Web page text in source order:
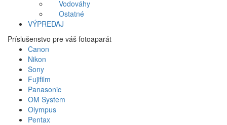
Vodováhy
Ostatné
VÝPREDAJ
Príslušenstvo pre váš fotoaparát
Canon
Nikon
Sony
Fujifilm
Panasonic
OM System
Olympus
Pentax